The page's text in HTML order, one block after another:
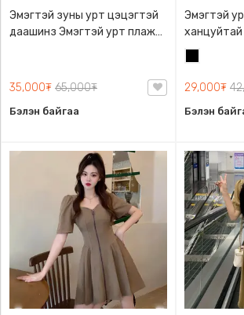
Эмэгтэй зуны урт цэцэгтэй
даашинз Эмэгтэй урт плаж
ханцуйтай даашинз Summer
дэргэвэр сул хормойтой.
35,000₮ 65,000₮
Бэлэн байгаа
Эмэгтэй
ханцуйтай
энгэртэй
29,000₮
Бэлэн